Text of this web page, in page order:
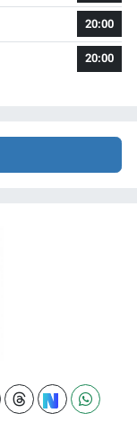
20:00
20:00